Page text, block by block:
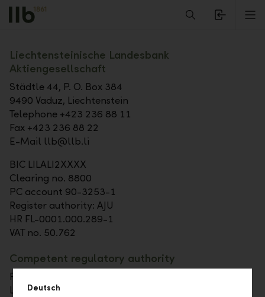
Alerts.Headline
Imprint
Liechtensteinische Landesbank
Aktiengesellschaft
Städtle 44, P. O. Box 384
9490 Vaduz, Liechtenstein
Telephone +423 236 88 11
Fax +423 236 88 22
E-Mail llb@llb.li
BIC LILALI2XXXX
Clearing no. 8800
PC account 90-3253-1
Register authority: AJU
HR FL-0001.000.289-1
VAT no. 50.762
Competent regulatory authority
FMA Finanzmarktaufsicht
Landstrasse 109
Deutsch